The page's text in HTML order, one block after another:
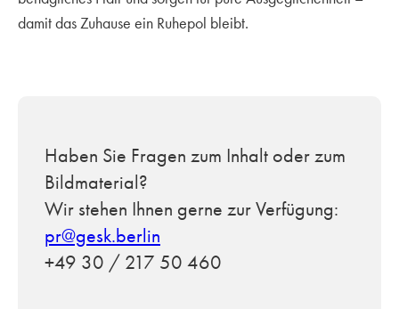
damit das Zuhause ein Ruhepol bleibt.
Haben Sie Fragen zum Inhalt oder zum
Bildmaterial?
Wir stehen Ihnen gerne zur Verfügung:
pr@gesk.berlin
+49 30 / 217 50 460